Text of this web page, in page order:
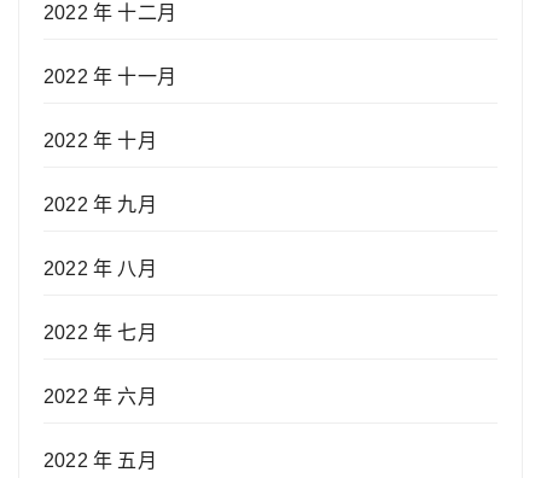
2022 年 十二月
2022 年 十一月
2022 年 十月
2022 年 九月
2022 年 八月
2022 年 七月
2022 年 六月
2022 年 五月